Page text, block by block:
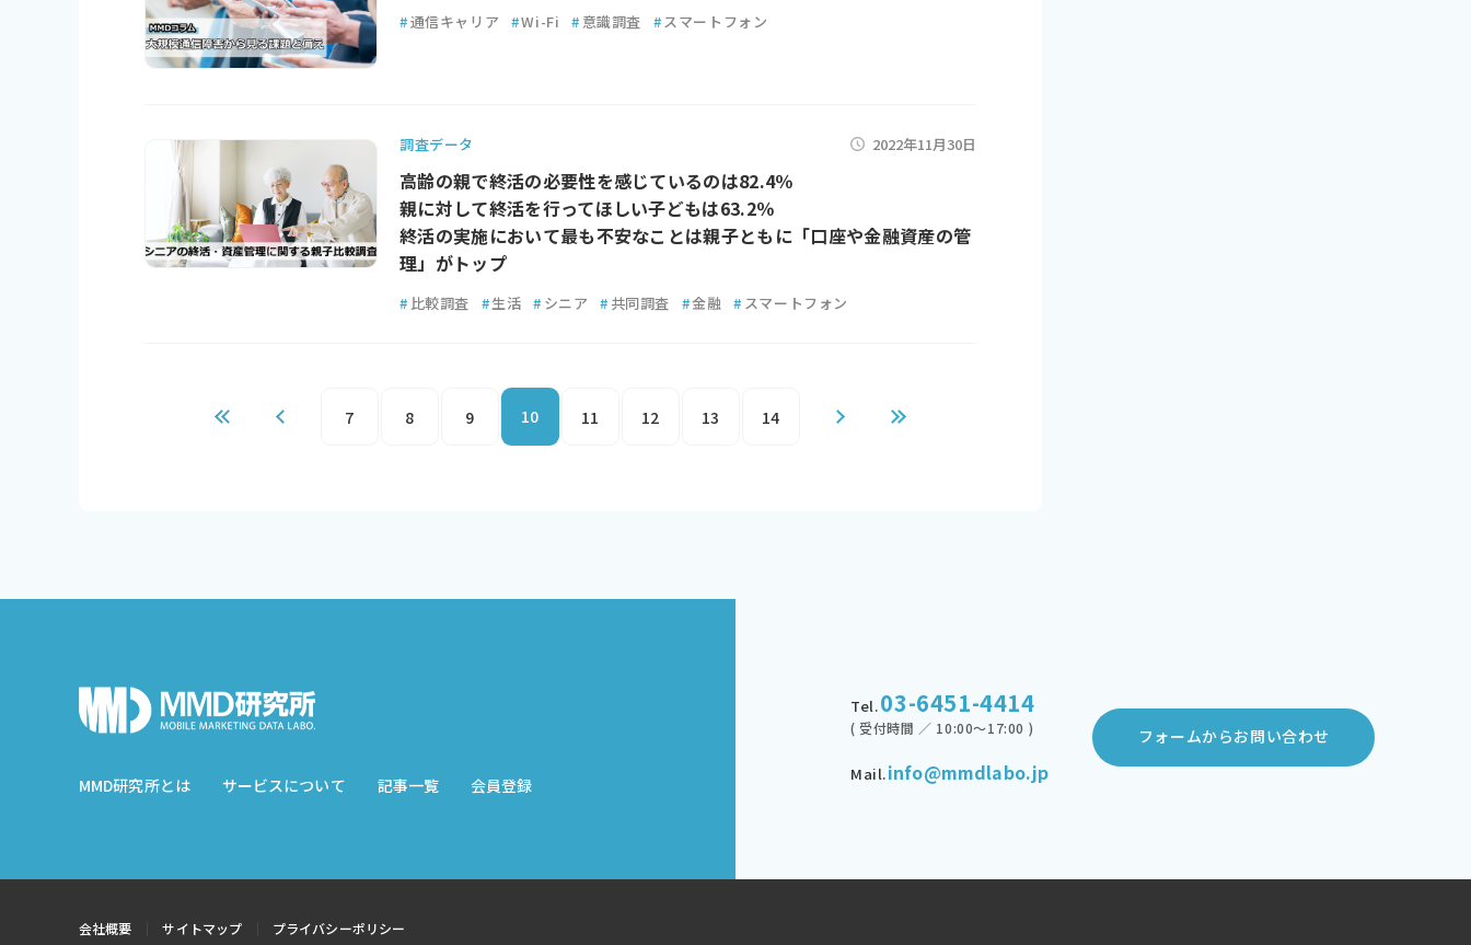
#通信キャリア #Wi-Fi # 意識調査 #スマートフォン
調査データ 2022年11月30日
高齢の親で終活の必要性を感じているのは82.4％
親に対して終活を行ってほしい子どもは63.2％
終活の実施において最も不安なことは親子ともに「口座や金融資産の管
理」がトップ
# 比較調査 #生活 # シニア # 共同調査 #金融 # スマートフォン
7 8 9 10 11 12 13 14
MMD研究所とは サービスについて 記事一覧 会員登録
Tel.03-6451-4414
( 受付時間 ／ 10:00～17:00 )
Mail.info@mmdlabo.jp
フォームからお問い合わせ
会社概要 サイトマップ プライバシーポリシー